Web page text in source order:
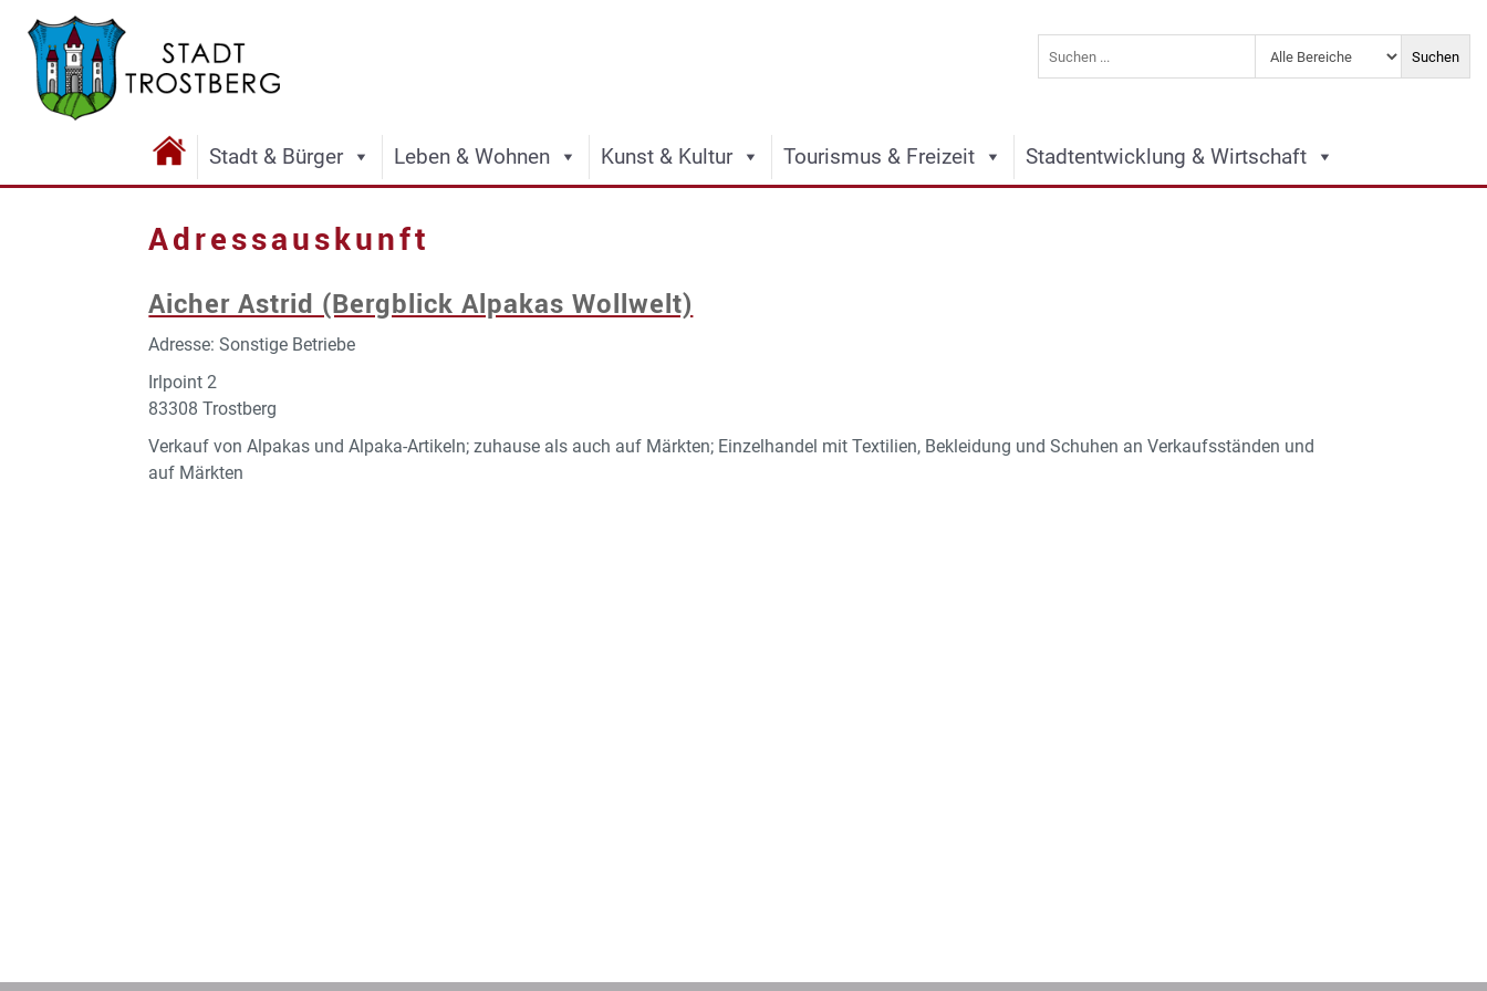
Stadt & Bürger Leben & Wohnen Kunst & Kultur Tourismus & Freizeit Stadtentwicklung & Wirtschaft
Adressauskunft
Aicher Astrid (Bergblick Alpakas Wollwelt)
Adresse: Sonstige Betriebe
Irlpoint 2
83308 Trostberg
Verkauf von Alpakas und Alpaka-Artikeln; zuhause als auch auf Märkten; Einzelhandel mit Textilien, Bekleidung und Schuhen an Verkaufsständen und
auf Märkten